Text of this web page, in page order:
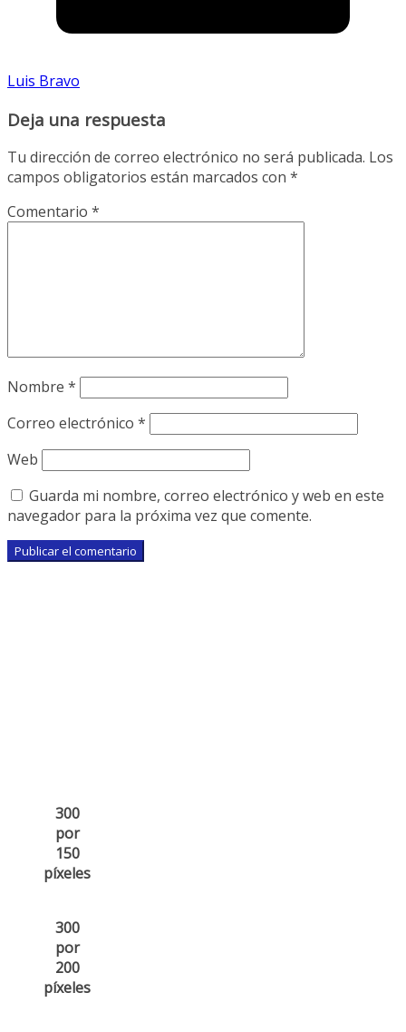
Luis Bravo
Deja una respuesta
Tu dirección de correo electrónico no será publicada. Los
campos obligatorios están marcados con *
Comentario *
Nombre *
Correo electrónico *
Web
Guarda mi nombre, correo electrónico y web en este
navegador para la próxima vez que comente.
300
por
150
píxeles
300
por
200
píxeles